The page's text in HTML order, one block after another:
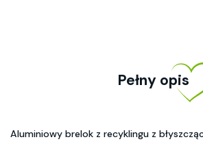
Pełny opis
Aluminiowy brelok z recyklingu z